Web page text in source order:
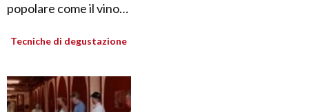
popolare come il vino…
Tecniche di degustazione